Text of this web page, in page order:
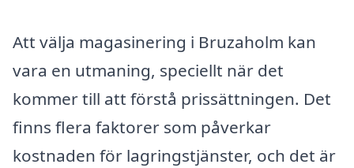
Att välja magasinering i Bruzaholm kan
vara en utmaning, speciellt när det
kommer till att förstå prissättningen. Det
finns flera faktorer som påverkar
kostnaden för lagringstjänster, och det är